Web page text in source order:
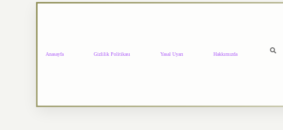
Anasayfa Gizlilik Politikası Yasal Uyarı Hakkımızda